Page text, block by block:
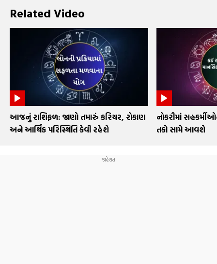
Related Video
આજનું રાશિફળ: જાણો તમારું કરિયર, રોકાણ
અને આર્થિક પરિસ્થિતિ કેવી રહેશે
નોકરીમાં
તકો સામે આવશે